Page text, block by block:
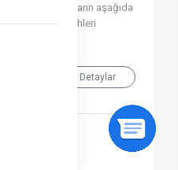
adayların aşağıda
2026 tarihleri
Detaylar